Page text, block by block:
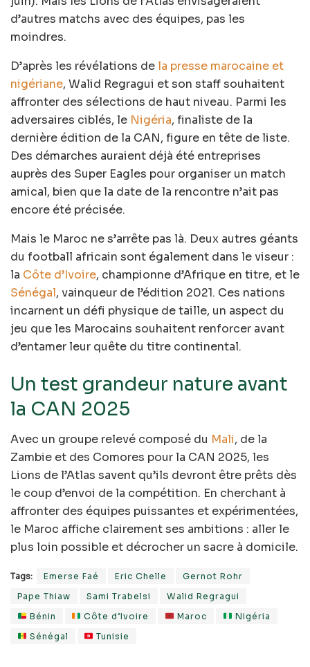
d’autres matchs avec des équipes, pas les
moindres.
D’après les révélations dela presse marocaine et
nigériane, Walid Regragui et son staff souhaitent
affronter des sélections de haut niveau. Parmi les
adversaires ciblés, le Nigéria, finaliste de la
dernière édition de la CAN, figure en tête de liste.
Des démarches auraient déjà été entreprises
auprès des Super Eagles pour organiser un match
amical, bien que la date de la rencontre n’ait pas
encore été précisée.
Mais le Maroc ne s’arrête pas là. Deux autres géants
du football africain sont également dans le viseur :
la Côte d’Ivoire, championne d’Afrique en titre, et le
Sénégal, vainqueur de l’édition 2021. Ces nations
incarnent un défi physique de taille, un aspect du
jeu que les Marocains souhaitent renforcer avant
d’entamer leur quête du titre continental.
Un test grandeur nature avant
la CAN 2025
Avec un groupe relevé composé du Mali, de la
Zambie et des Comores pour la CAN 2025, les
Lions de l’Atlas savent qu’ils devront être prêts dès
le coup d’envoi de la compétition. En cherchant à
affronter des équipes puissantes et expérimentées,
le Maroc affiche clairement ses ambitions : aller le
plus loin possible et décrocher un sacre à domicile.
Tags: Emerse Faé Eric Chelle
Gernot Rohr
Pape Thiaw
Sami Trabelsi
Walid Regragui
Bénin
Côte d’Ivoire Maroc
Nigéria
Sénégal
Tunisie